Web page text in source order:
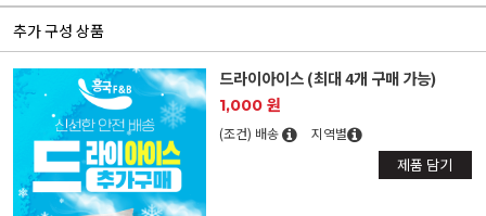
추가 구성 상품
드라이아이스 (최대 4개 구매 가능)
1,000 원
(조건) 배송 지역별
제품 담기